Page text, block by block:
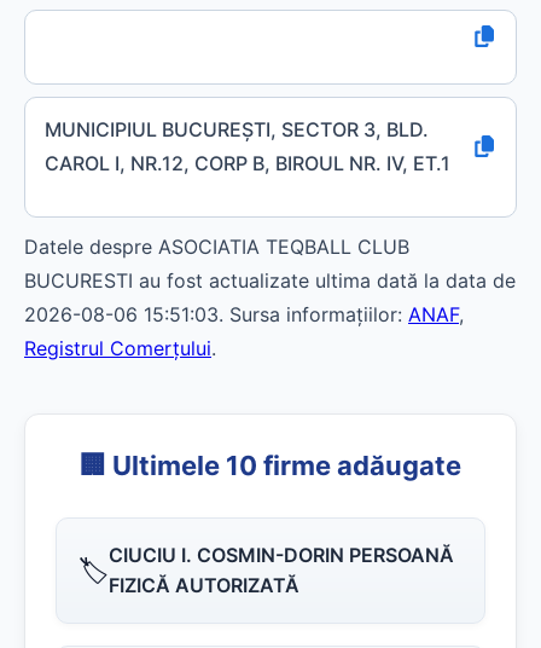
MUNICIPIUL BUCUREŞTI, SECTOR 3, BLD.
CAROL I, NR.12, CORP B, BIROUL NR. IV, ET.1
Datele despre ASOCIATIA TEQBALL CLUB
BUCURESTI au fost actualizate ultima dată la data de
2026-08-06 15:51:03. Sursa informațiilor: ANAF,
Registrul Comerțului.
🏢 Ultimele 10 firme adăugate
🏷️CIUCIU I. COSMIN-DORIN PERSOANĂ
FIZICĂ AUTORIZATĂ